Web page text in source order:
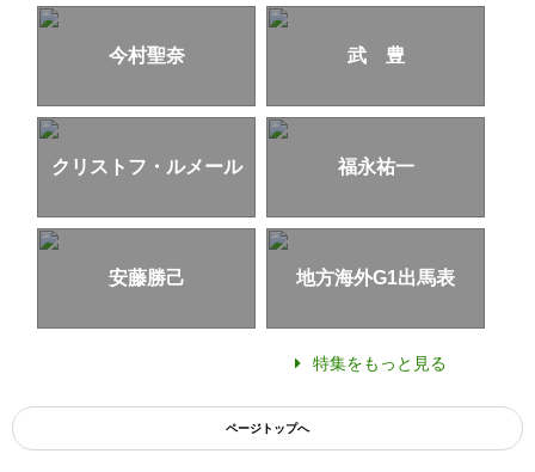
今村聖奈 武 豊
クリストフ・ルメール 福永祐一
安藤勝己 地方海外G1出馬表
特集をもっと見る
ページトップへ